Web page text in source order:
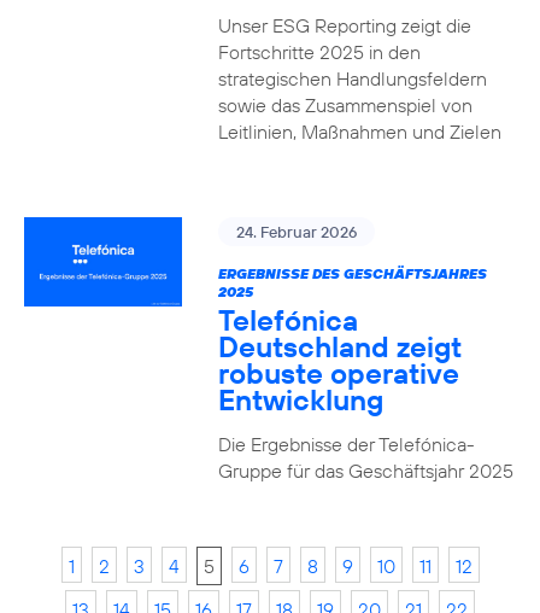
Unser ESG Reporting zeigt die
Fortschritte 2025 in den
strategischen Handlungsfeldern
sowie das Zusammenspiel von
Leitlinien, Maßnahmen und Zielen
24. Februar 2026
ERGEBNISSE DES GESCHÄFTSJAHRES
2025
Telefónica
Deutschland zeigt
robuste operative
Entwicklung
Die Ergebnisse der Telefónica-
Gruppe für das Geschäftsjahr 2025
1 2 3 4 5 6 7 8 9 10 11
12